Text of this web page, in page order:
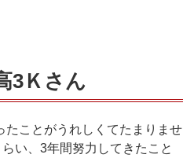
3Ｋさん
たことがうれしくてたまりませ
い、3年間努力してきたこと